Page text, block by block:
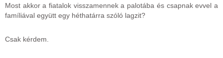
Most akkor a fiatalok visszamennek a palotába és csapnak evvel a
famíliával együtt egy héthatárra szóló lagzit?
Csak kérdem.